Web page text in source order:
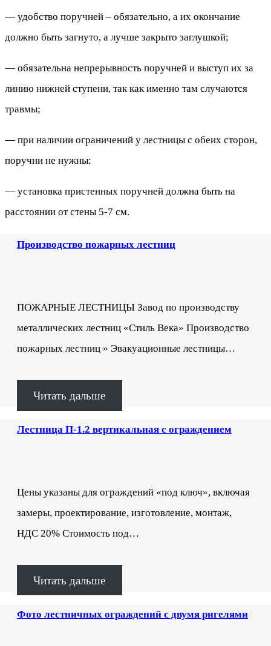
— удобство поручней – обязательно, а их окончание
должно быть загнуто, а лучше закрыто заглушкой;
— обязательна непрерывность поручней и выступ их за
линию нижней ступени, так как именно там случаются
травмы;
— при наличии ограничений у лестницы с обеих сторон,
поручни не нужны:
— установка пристенных поручней должна быть на
расстоянии от стены 5-7 см.
Производство пожарных лестниц
ПОЖАРНЫЕ ЛЕСТНИЦЫ Завод по производству
металлических лестниц «Стиль Века» Производство
пожарных лестниц » Эвакуационные лестницы…
Читать дальше
Лестница П-1.2 вертикальная с ограждением
Цены указаны для ограждений «под ключ», включая
замеры, проектирование, изготовление, монтаж,
НДС 20% Стоимость под…
Читать дальше
Фото лестничных ограждений с двумя ригелями